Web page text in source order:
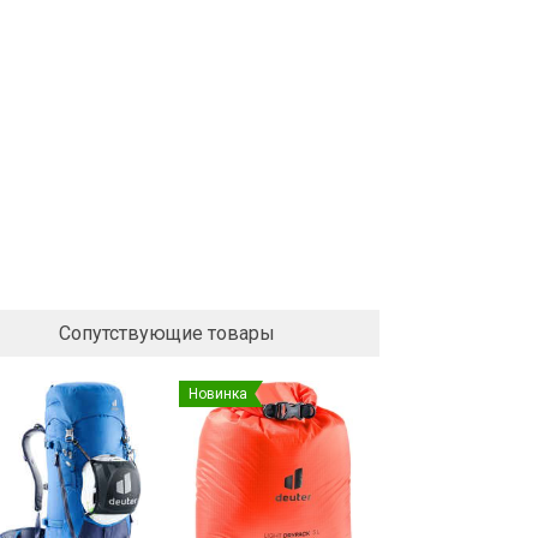
Сопутствующие товары
Новинка